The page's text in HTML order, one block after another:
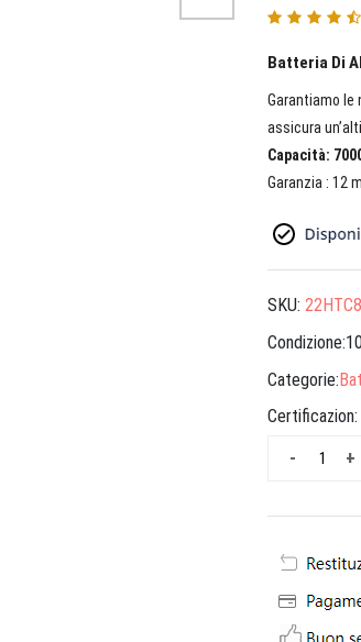
Batteria Di
Garantiamo
assicura
Capacità:
Garanzia : 12
SKU:
Categorie:
Certificazion:
+
-